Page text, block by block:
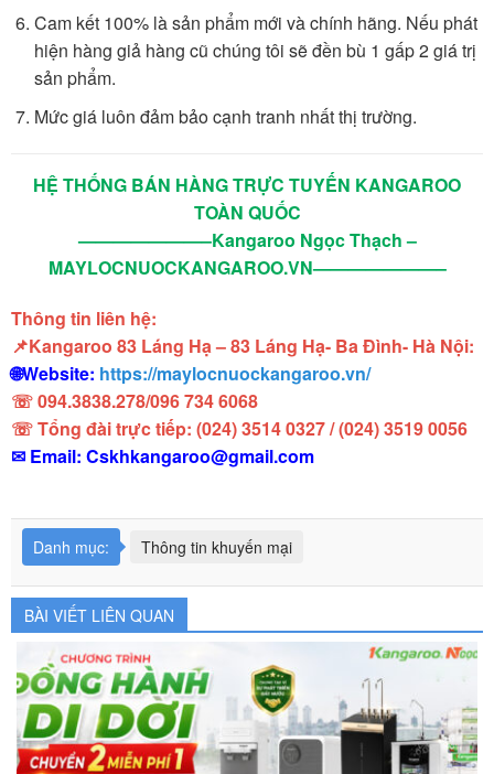
Cam kết 100% là sản phẩm mới và chính hãng. Nếu phát
hiện hàng giả hàng cũ chúng tôi sẽ đền bù 1 gấp 2 giá trị
sản phẩm.
Mức giá luôn đảm bảo cạnh tranh nhất thị trường.
HỆ THỐNG BÁN HÀNG TRỰC TUYẾN KANGAROO
TOÀN QUỐC
———————–Kangaroo Ngọc Thạch –
MAYLOCNUOCKANGAROO.VN———————–
Thông tin liên hệ:
📌Kangaroo 83 Láng Hạ – 83 Láng Hạ- Ba Đình- Hà Nội:
🌐Website: https://maylocnuockangaroo.vn/
☏ 094.3838.278/096 734 6068
☏ Tổng đài trực tiếp: (024) 3514 0327 / (024) 3519 0056
✉ Email: Cskhkangaroo@gmail.com
Danh mục: Thông tin khuyến mại
BÀI VIẾT LIÊN QUAN